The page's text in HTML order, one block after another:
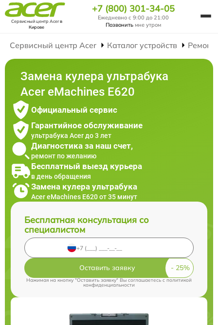
Сервисный центр Acerв
Кирове
+7 (800) 301-34-05
Ежедневно с 9:00 до 21:00
Позвонить мне утром
Сервисный центр Acer Каталог устройств Ремонт
Замена кулера ультрабука
Acer eMachines E620
Официальный сервис
Гарантийное обслуживание
ультрабука Acer до 3 лет
Диагностика за наш счет,
ремонт по желанию
Бесплатный выезд курьера
в день обращения
Замена кулера ультрабука
Acer eMachines E620 от 35 минут
Бесплатная консультация со
специалистом
Оставить заявку
Нажимая на кнопку "Оставить заявку" Вы соглашаетесь cполитикой
конфиденциальности